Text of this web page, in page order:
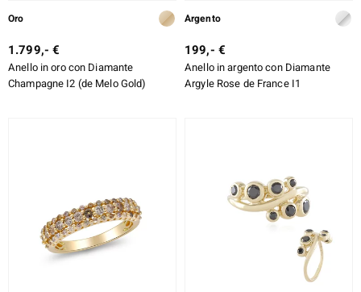
Oro
1.799,- €
Anello in oro con Diamante
Champagne I2 (de Melo Gold)
Argento
199,- €
Anello in argento con Diamante
Argyle Rose de France I1